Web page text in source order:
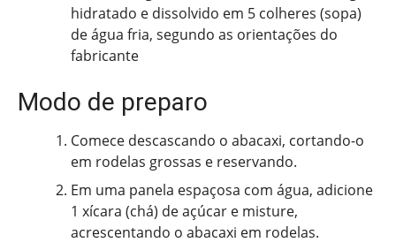
hidratado e dissolvido em 5 colheres (sopa)
de água fria, segundo as orientações do
fabricante
Modo de preparo
Comece descascando o abacaxi, cortando-o
em rodelas grossas e reservando.
Em uma panela espaçosa com água, adicione
1 xícara (chá) de açúcar e misture,
acrescentando o abacaxi em rodelas.